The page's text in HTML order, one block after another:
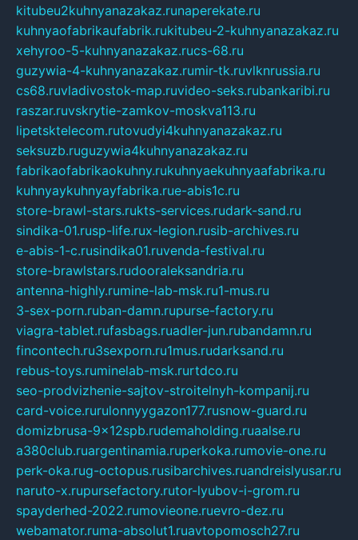
kitubeu2kuhnyanazakaz.runaperekate.ru
kuhnyaofabrikaufabrik.rukitubeu-2-kuhnyanazakaz.ru
xehyroo-5-kuhnyanazakaz.rucs-68.ru
guzywia-4-kuhnyanazakaz.rumir-tk.ruvlknrussia.ru
cs68.ruvladivostok-map.ruvideo-seks.rubankaribi.ru
raszar.ruvskrytie-zamkov-moskva113.ru
lipetsktelecom.rutovudyi4kuhnyanazakaz.ru
seksuzb.ruguzywia4kuhnyanazakaz.ru
fabrikaofabrikaokuhny.rukuhnyaekuhnyaafabrika.ru
kuhnyaykuhnyayfabrika.rue-abis1c.ru
store-brawl-stars.rukts-services.rudark-sand.ru
sindika-01.rusp-life.rux-legion.rusib-archives.ru
e-abis-1-c.rusindika01.ruvenda-festival.ru
store-brawlstars.rudooraleksandria.ru
antenna-highly.rumine-lab-msk.ru1-mus.ru
3-sex-porn.ruban-damn.rupurse-factory.ru
viagra-tablet.rufasbags.ruadler-jun.rubandamn.ru
fincontech.ru3sexporn.ru1mus.rudarksand.ru
rebus-toys.ruminelab-msk.rurtdco.ru
seo-prodvizhenie-sajtov-stroitelnyh-kompanij.ru
card-voice.rurulonnyygazon177.rusnow-guard.ru
domizbrusa-9x12spb.rudemaholding.ruaalse.ru
a380club.ruargentinamia.ruperkoka.rumovie-one.ru
perk-oka.rug-octopus.rusibarchives.ruandreislyusar.ru
naruto-x.rupursefactory.rutor-lyubov-i-grom.ru
spayderhed-2022.rumovieone.ruevro-dez.ru
webamator.ruma-absolut1.ruavtopomosch27.ru